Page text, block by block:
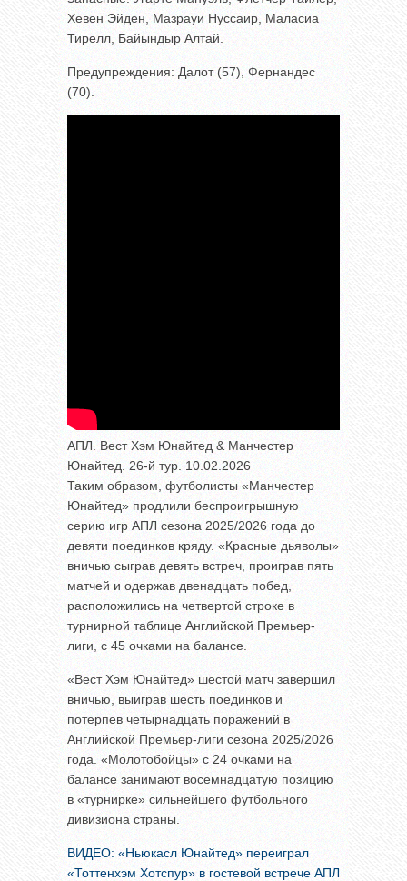
Хевен Эйден, Мазрауи Нуссаир, Маласиа
Тирелл, Байындыр Алтай.
Предупреждения: Далот (57), Фернандес
(70).
АПЛ. Вест Хэм Юнайтед & Манчестер
Юнайтед. 26-й тур. 10.02.2026
Таким образом, футболисты «Манчестер
Юнайтед» продлили беспроигрышную
серию игр АПЛ сезона 2025/2026 года до
девяти поединков кряду. «Красные дьяволы»
вничью сыграв девять встреч, проиграв пять
матчей и одержав двенадцать побед,
расположились на четвертой строке в
турнирной таблице Английской Премьер-
лиги, с 45 очками на балансе.
«Вест Хэм Юнайтед» шестой матч завершил
вничью, выиграв шесть поединков и
потерпев четырнадцать поражений в
Английской Премьер-лиги сезона 2025/2026
года. «Молотобойцы» с 24 очками на
балансе занимают восемнадцатую позицию
в «турнирке» сильнейшего футбольного
дивизиона страны.
ВИДЕО: «Ньюкасл Юнайтед» переиграл
«Тоттенхэм Хотспур» в гостевой встрече АПЛ